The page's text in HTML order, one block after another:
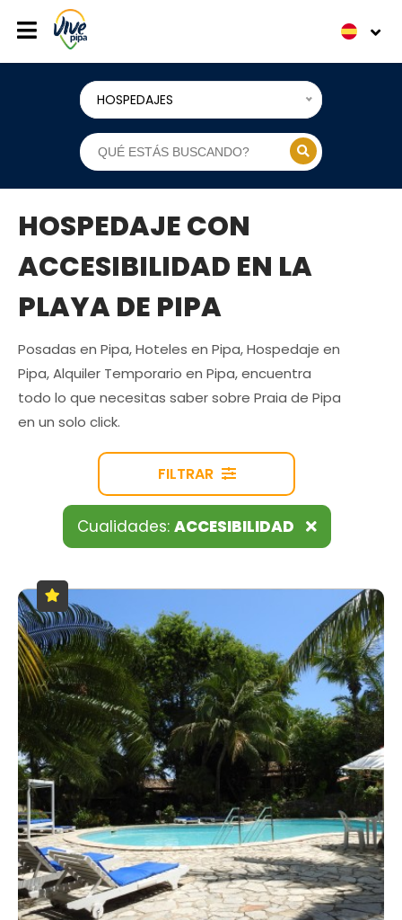
HOSPEDAJES
HOSPEDAJE CON
ACCESIBILIDAD EN LA
PLAYA DE PIPA
Posadas en Pipa, Hoteles en Pipa, Hospedaje en
Pipa, Alquiler Temporario en Pipa, encuentra
todo lo que necesitas saber sobre Praia de Pipa
en un solo click.
FILTRAR
Cualidades: ACCESIBILIDAD